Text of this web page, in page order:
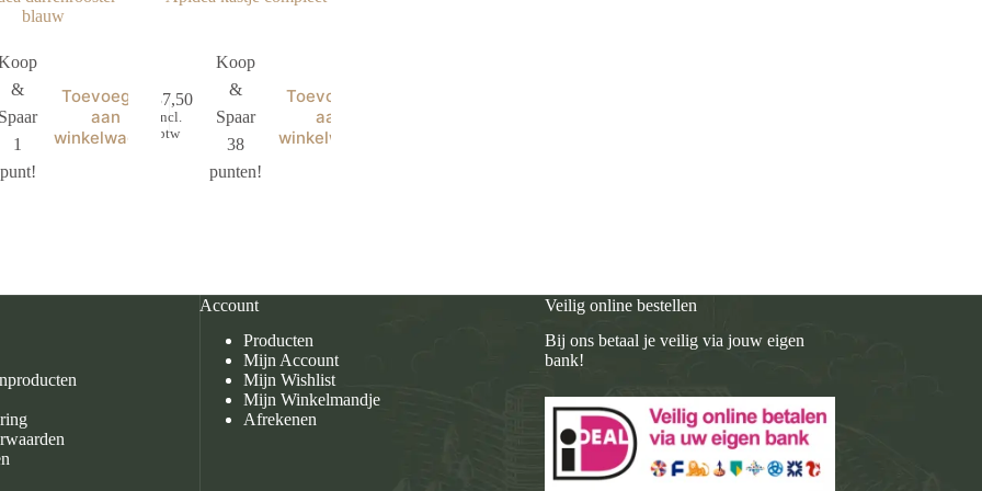
blauw
&
Spaar
1
punt!
Toevoegen
aan
winkelwagen
37,50
incl.
btw
Koop
&
Spaar
38
punten!
Toevoegen
aan
winkelwagen
Account
Producten
Mijn Account
Mijn Wishlist
Mijn Winkelmandje
Afrekenen
Veilig online bestellen
Bij ons betaal je veilig via jouw eigen
bank!